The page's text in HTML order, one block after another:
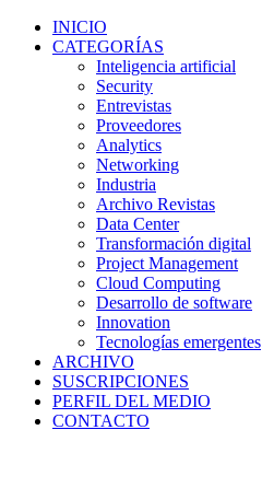
INICIO
CATEGORÍAS
Inteligencia artificial
Security
Entrevistas
Proveedores
Analytics
Networking
Industria
Archivo Revistas
Data Center
Transformación digital
Project Management
Cloud Computing
Desarrollo de software
Innovation
Tecnologías emergentes
ARCHIVO
SUSCRIPCIONES
PERFIL DEL MEDIO
CONTACTO